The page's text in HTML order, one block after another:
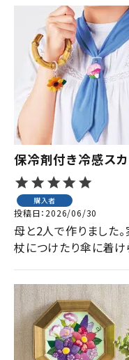
ACCOUNT MENU
ようこそ ゲスト 様
ログイン
保冷剤付き冷感スカ
購入者
投稿日 2026/06/30
母と2人で作りました
杖につけたり傘に着け